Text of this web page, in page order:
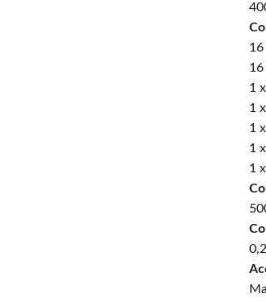
16
16
1
1
1
1
1